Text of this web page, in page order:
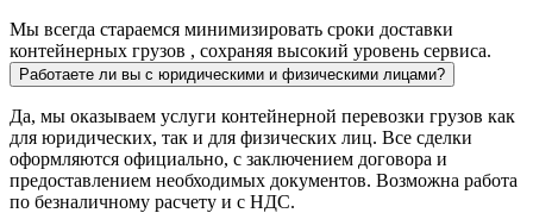
Мы всегда стараемся минимизировать сроки доставки
контейнерных грузов , сохраняя высокий уровень сервиса.
Работаете ли вы с юридическими и физическими лицами?
Да, мы оказываем услуги контейнерной перевозки грузов как
для юридических, так и для физических лиц. Все сделки
оформляются официально, с заключением договора и
предоставлением необходимых документов. Возможна работа
по безналичному расчету и с НДС.